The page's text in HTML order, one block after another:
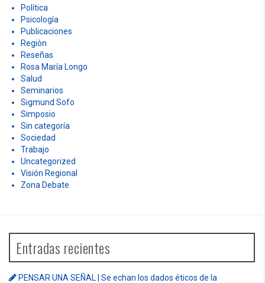
Política
Psicología
Publicaciones
Regiòn
Reseñas
Rosa María Longo
Salud
Seminarios
Sigmund Sofo
Simposio
Sin categoría
Sociedad
Trabajo
Uncategorized
Visión Regional
Zona Debate
Entradas recientes
PENSAR UNA SEÑAL | Se echan los dados éticos de la